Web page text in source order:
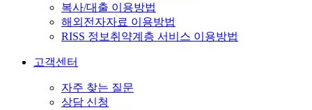
복사/대출 이용방법
해외전자자료 이용방법
RISS 정보취약계층 서비스 이용방법
고객센터
자주 찾는 질문
상담 신청